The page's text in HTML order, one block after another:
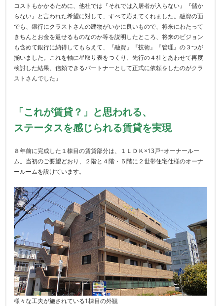
コストもかかるために、他社では『それでは入居者が入らない』『儲か
らない』と言われた希望に対して、すべて応えてくれました。融資の面
でも、銀行にクラストさんの建物がいかに良いもので、将来にわたって
きちんとお金を返せるものなのか等を説明したところ、将来のビジョン
も含めて銀行に納得してもらえて、『融資』『技術』『管理』の３つが
揃いました。これを軸に星取り表をつくり、先行の４社とあわせて再度
検討した結果、信頼できるパートナーとして正式に依頼をしたのがクラ
ストさんでした」
「これが賃貸？」と思われる、
ステータスを感じられる賃貸を実現
８年前に完成した１棟目の賃貸部分は、１ＬＤＫ×13戸+オーナールー
ム。当初のご要望どおり、２階と４階・５階に２世帯住宅仕様のオーナ
ールームを設けています。
様々な工夫が施されている1棟目の外観